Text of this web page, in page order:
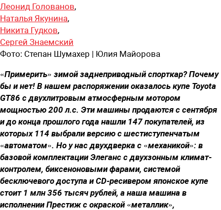
Леонид Голованов,
Наталья Якунина,
Никита Гудков,
Сергей Знаемский
Фото: Степан Шумахер | Юлия Майорова
«Примерить» зимой заднеприводный спорткар? Почему
бы и нет! В нашем распоряжении оказалось купе Toyota
GT86 с двухлитровым атмосферным мотором
мощностью 200 л.с. Эти машины продаются с сентября
и до конца прошлого года нашли 147 покупателей, из
которых 114 выбрали версию с шестиступенчатым
«автоматом». Но у нас двухдверка с «механикой»: в
базовой комплектации Элеганс с двухзонным климат-
контролем, биксеноновыми фарами, системой
бесключевого доступа и CD-ресивером японское купе
стоит 1 млн 356 тысяч рублей, а наша машина в
исполнении Престиж с окраской «металлик»,